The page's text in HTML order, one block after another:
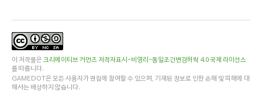
이 저작물은크리에이티브 커먼즈 저작자표시-비영리-동일조건변경허락 4.0 국제 라이선스
를 따릅니다.
GAMEDOT은 모든 사용자가 편집에 참여할 수 있으며, 기재된 정보로 인한 손해 및 피해에 대
해서는 배상하지 않습니다.